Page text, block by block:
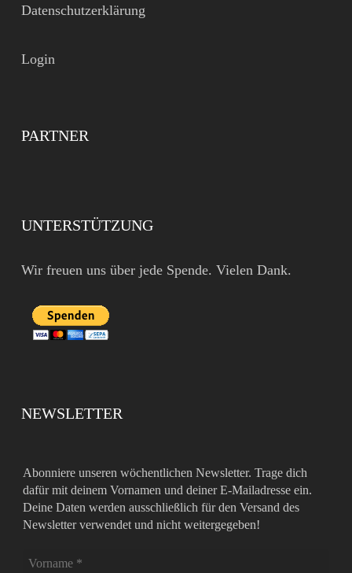
Datenschutzerklärung
Login
PARTNER
UNTERSTÜTZUNG
Wir freuen uns über jede Spende. Vielen Dank.
NEWSLETTER
Abonniere unseren wöchentlichen Newsletter. Trage dich
dafür mit deinem Vornamen und deiner E-Mailadresse ein.
Deine Daten werden ausschließlich für den Versand des
Newsletter verwendet und nicht weitergegeben!